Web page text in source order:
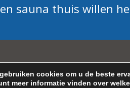
sauna thuis willen
© Wilton 2026
cookies om u de beste
meer informatie vinden over